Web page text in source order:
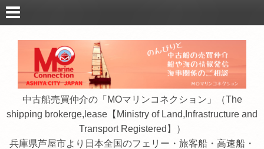
中古船売買仲介の「MOマリンコネクション」（The
shipping brokerge,lease【Ministry of Land,Infrastructure and
Transport Registered】）
兵庫県芦屋市より日本全国のフェリー・旅客船・高速船・